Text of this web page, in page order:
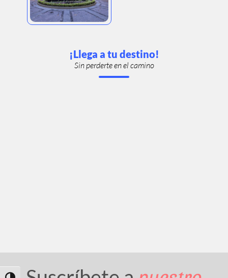
¡Llega a tu destino!
Sin perderte en el camino